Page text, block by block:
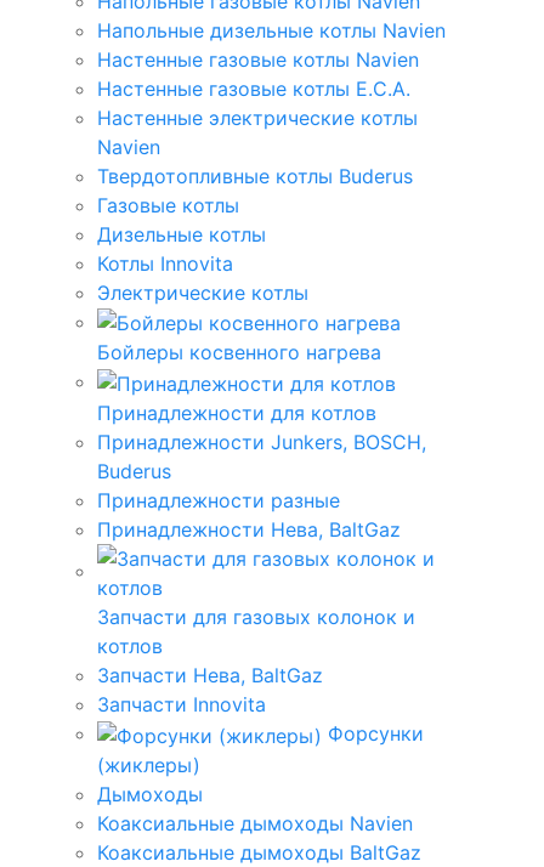
Напольные дизельные котлы Navien
Настенные газовые котлы Navien
Настенные газовые котлы E.C.A.
Настенные электрические котлы
Navien
Твердотопливные котлы Buderus
Газовые котлы
Дизельные котлы
Котлы Innovita
Электрические котлы
Бойлеры косвенного нагрева
Принадлежности для котлов
Принадлежности Junkers, BOSCH,
Buderus
Принадлежности разные
Принадлежности Нева, BaltGaz
Запчасти для газовых колонок и
котлов
Запчасти Нева, BaltGaz
Запчасти Innovita
Форсунки
(жиклеры)
Дымоходы
Коаксиальные дымоходы Navien
Коаксиальные дымоходы BaltGaz